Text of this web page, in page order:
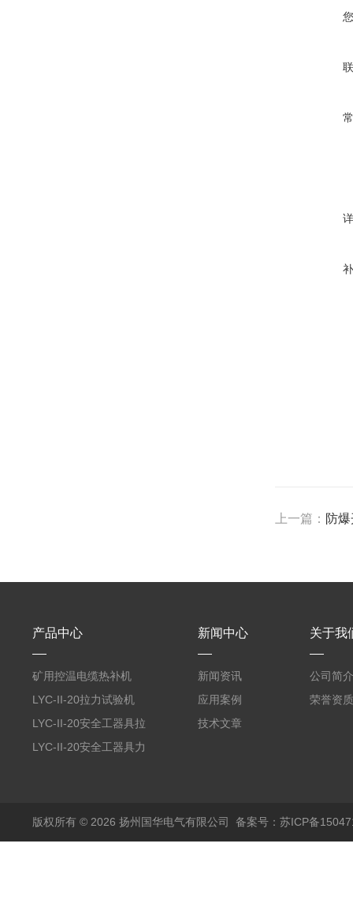
上一篇： 防
产品中心
矿用控温电缆热补机
LYC-II-20拉力试验机
LYC-II-20安全工器具拉
力试验机
LYC-II-20安全工器具力
新闻中心
新闻资讯
应用案例
技术文章
关于我
公司简介
荣誉资质
版权所有 © 2026 扬州国华电气有限公司 备案号：苏ICP备